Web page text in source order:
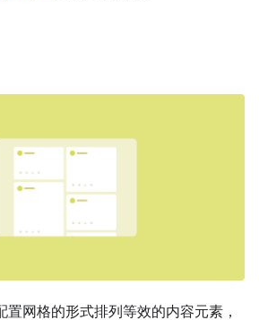
置网格的形式排列等效的内容元素，